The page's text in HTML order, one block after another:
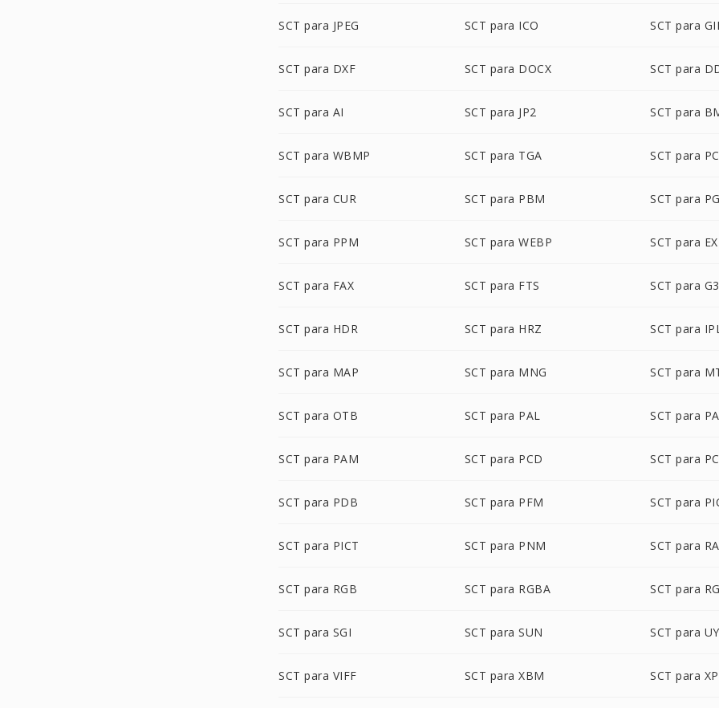
SCT para JPEG SCT para ICO SCT para
SCT para DXF SCT para DOCX SCT para
SCT para AI SCT para JP2 SCT para
SCT para WBMP SCT para TGA SCT para
SCT para CUR SCT para PBM SCT para
SCT para PPM SCT para WEBP SCT para
SCT para FAX SCT para FTS SCT para G3
SCT para HDR SCT para HRZ SCT para
SCT para MAP SCT para MNG SCT para
SCT para OTB SCT para PAL SCT para
SCT para PAM SCT para PCD SCT para
SCT para PDB SCT para PFM SCT para
SCT para PICT SCT para PNM SCT para
SCT para RGB SCT para RGBA SCT para
SCT para SGI SCT para SUN SCT para
SCT para VIFF SCT para XBM SCT para